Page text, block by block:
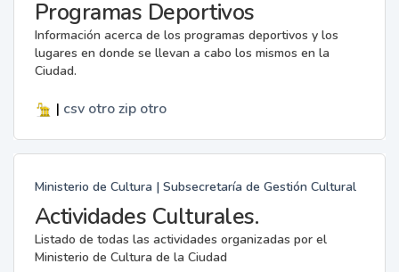
Programas Deportivos
Información acerca de los programas deportivos y los
lugares en donde se llevan a cabo los mismos en la
Ciudad.
| csv otro zip otro
Ministerio de Cultura | Subsecretaría de Gestión Cultural
Actividades Culturales.
Listado de todas las actividades organizadas por el
Ministerio de Cultura de la Ciudad